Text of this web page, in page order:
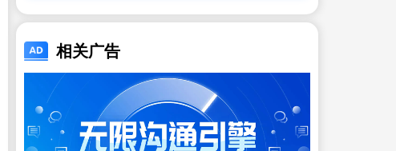
相关广告